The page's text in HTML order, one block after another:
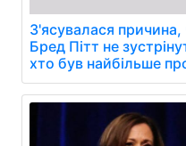
З'ясувалася
Бред Пітт не
хто був найбільше